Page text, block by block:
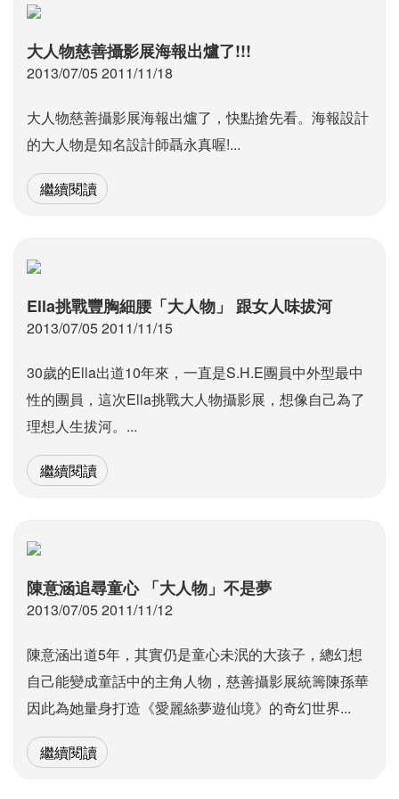
大人物慈善攝影展海報出爐了!!!
2013/07/05 2011/11/18
大人物慈善攝影展海報出爐了，快點搶先看。海報設計
的大人物是知名設計師聶永真喔!...
繼續閱讀
Ella挑戰豐胸細腰「大人物」 跟女人味拔河
2013/07/05 2011/11/15
30歲的Ella出道10年來，一直是S.H.E團員中外型最中
性的團員，這次Ella挑戰大人物攝影展，想像自己為了
理想人生拔河。...
繼續閱讀
陳意涵追尋童心 「大人物」不是夢
2013/07/05 2011/11/12
陳意涵出道5年，其實仍是童心未泯的大孩子，總幻想
自己能變成童話中的主角人物，慈善攝影展統籌陳孫華
因此為她量身打造《愛麗絲夢遊仙境》的奇幻世界...
繼續閱讀